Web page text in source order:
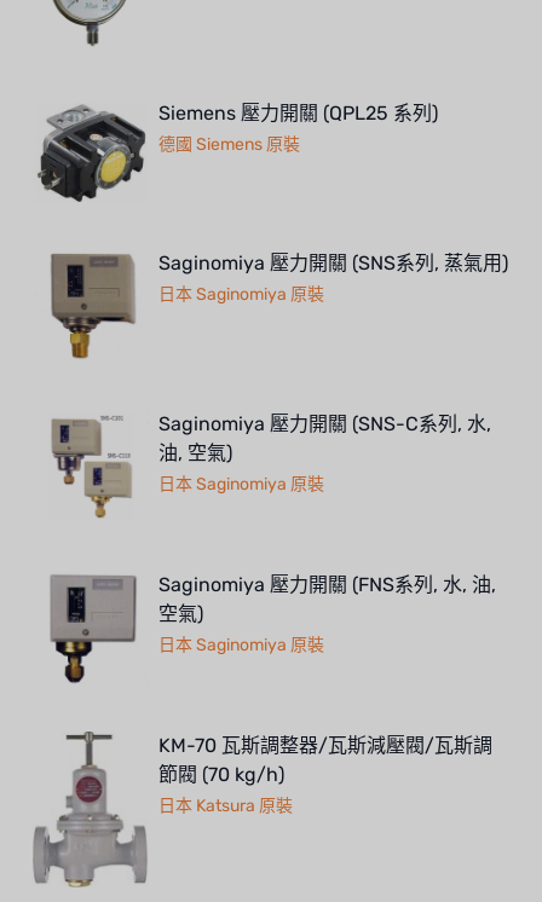
YAZAKI
Siemens 壓力開關 (QPL25 系列)
德國 Siemens 原裝
Saginomiya 壓力開關 (SNS系列, 蒸氣用)
日本 Saginomiya 原裝
Saginomiya 壓力開關 (SNS-C系列, 水,
油, 空氣)
日本 Saginomiya 原裝
Saginomiya 壓力開關 (FNS系列, 水, 油,
空氣)
日本 Saginomiya 原裝
KM-70 瓦斯調整器/瓦斯減壓閥/瓦斯調
節閥 (70 kg/h)
日本 Katsura 原裝